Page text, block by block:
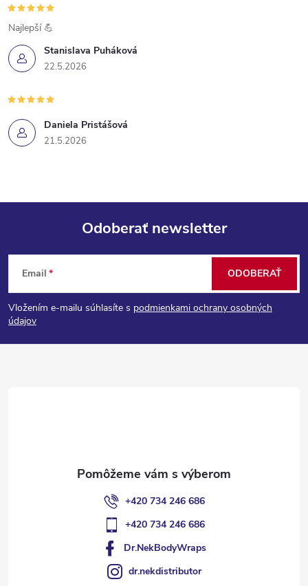
Stanislava Puháková
22.5.2026
Najlepší 💪
Daniela Pristášová
21.5.2026
Z
á
p
Odoberať newsletter
Email
Vložením e-mailu súhlasíte s podmienkami ochrany osobných
údajov
ODOBERAŤ
+420 734 246 686
+420 734 246 686
Dr.NekBodyWraps
dr.nekdistributor